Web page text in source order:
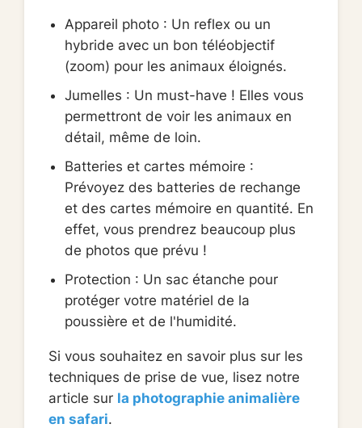
Appareil photo : Un reflex ou un
hybride avec un bon téléobjectif
(zoom) pour les animaux éloignés.
Jumelles : Un must-have ! Elles vous
permettront de voir les animaux en
détail, même de loin.
Batteries et cartes mémoire :
Prévoyez des batteries de rechange
et des cartes mémoire en quantité. En
effet, vous prendrez beaucoup plus
de photos que prévu !
Protection : Un sac étanche pour
protéger votre matériel de la
poussière et de l'humidité.
Si vous souhaitez en savoir plus sur les
techniques de prise de vue, lisez notre
article sur la photographie animalière
en safari.